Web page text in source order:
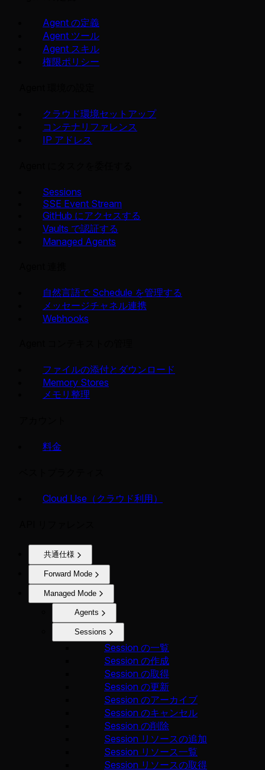
Agent の定義
Agent ツール
Agent スキル
権限ポリシー
クラウド環境セットアップ
コンテナリファレンス
IP アドレス
Sessions
SSE Event Stream
GitHub にアクセスする
Vaults で認証する
Managed Agents
自然言語で Schedule を管理する
メッセージチャネル連携
Webhooks
ファイルの添付とダウンロード
Memory Stores
メモリ整理
料金
Cloud Use（クラウド利用）
共通仕様
Forward Mode
Managed Mode
Agents
Sessions
Session の一覧
Session の作成
Session の取得
Session の更新
Session のアーカイブ
Session のキャンセル
Session の削除
Session リソースの追加
Session リソース一覧
Session リソースの取得